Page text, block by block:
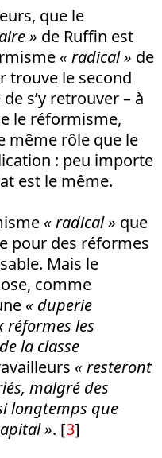
que le
» de Ruffin est
« radical » de
trouve le second
s’y retrouver – à
le réformisme,
même rôle que le
: peu importe
est le même.
« radical » que
pour des réformes
Mais le
comme
« duperie
les
la classe
« resteront
malgré des
longtemps que
». [3]